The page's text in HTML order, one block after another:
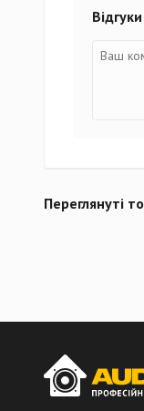
Переглянуті